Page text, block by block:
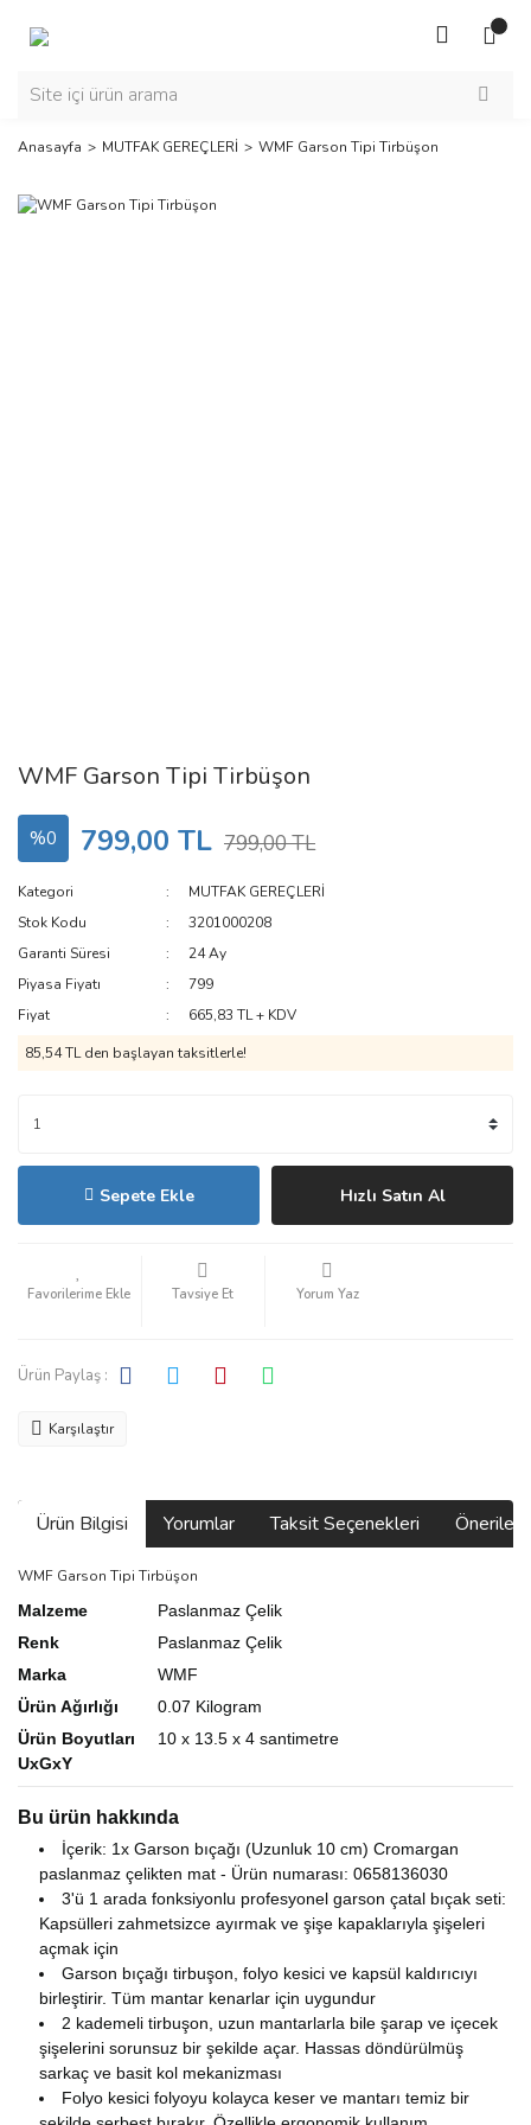
Anasayfa MUTFAK GEREÇLERİ WMF Garson Tipi Tirbüşon
WMF Garson Tipi Tirbüşon
%0 799,00 TL 799,00 TL
Kategori
MUTFAK GEREÇLERİ
Stok Kodu
3201000208
Garanti Süresi
24 Ay
Piyasa Fiyatı
799
Fiyat
665,83 TL + KDV
85,54 TL den başlayan taksitlerle!
Sepete Ekle Hızlı Satın Al
Tavsiye Et Yorum Yaz
Ürün Paylaş :
Karşılaştır
Ürün Bilgisi Yorumlar Taksit Seçenekleri
WMF Garson Tipi Tirbüşon
Malzeme
Paslanmaz Çelik
Renk
Paslanmaz Çelik
Marka
WMF
Ürün Ağırlığı
0.07 Kilogram
Ürün Boyutları
UxGxY
10 x 13.5 x 4 santimetre
Bu ürün hakkında
İçerik: 1x Garson bıçağı (Uzunluk 10 cm) Cromargan
paslanmaz çelikten mat - Ürün numarası: 0658136030
3'ü 1 arada fonksiyonlu profesyonel garson çatal bıçak seti:
Kapsülleri zahmetsizce ayırmak ve şişe kapaklarıyla şişeleri
açmak için
Garson bıçağı tirbuşon, folyo kesici ve kapsül kaldırıcıyı
birleştirir. Tüm mantar kenarlar için uygundur
2 kademeli tirbuşon, uzun mantarlarla bile şarap ve içecek
şişelerini sorunsuz bir şekilde açar. Hassas döndürülmüş
sarkaç ve basit kol mekanizması
Folyo kesici folyoyu kolayca keser ve mantarı temiz bir